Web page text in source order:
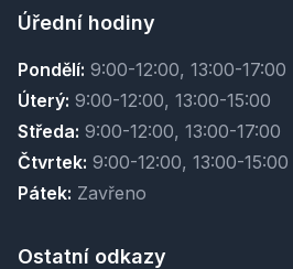
Úřední hodiny
Pondělí: 9:00-12:00, 13:00-17:00
Úterý: 9:00-12:00, 13:00-15:00
Středa: 9:00-12:00, 13:00-17:00
Čtvrtek: 9:00-12:00, 13:00-15:00
Pátek: Zavřeno
Ostatní odkazy